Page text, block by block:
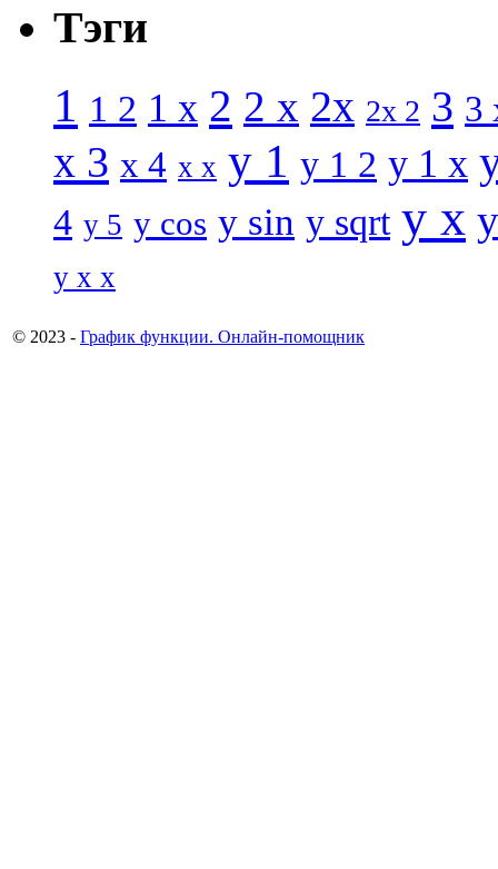
Тэги
1 1 2 1 x 2 2 x 2x 2x 2 3 3
x 3 x 4 x x y 1 y 1 2 y 1 x
4 y 5 y cos y sin y sqrt y x
y x x
© 2023 - График функции. Онлайн-помощник